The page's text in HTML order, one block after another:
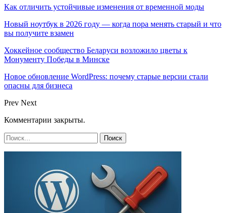
Как отличить устойчивые изменения от временной моды
Новый ноутбук в 2026 году — когда пора менять старый и что
вы получите взамен
Хоккейное сообщество Беларуси возложило цветы к
Монументу Победы в Минске
Новое обновление WordPress: почему старые версии стали
опасны для бизнеса
Prev Next
Комментарии закрыты.